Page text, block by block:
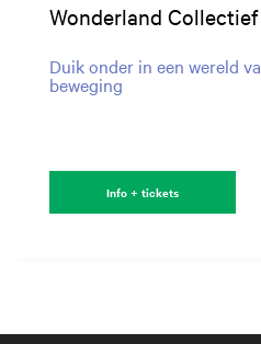
Wonderland Collectief
Duik onder in een wereld
beweging
Info + tickets